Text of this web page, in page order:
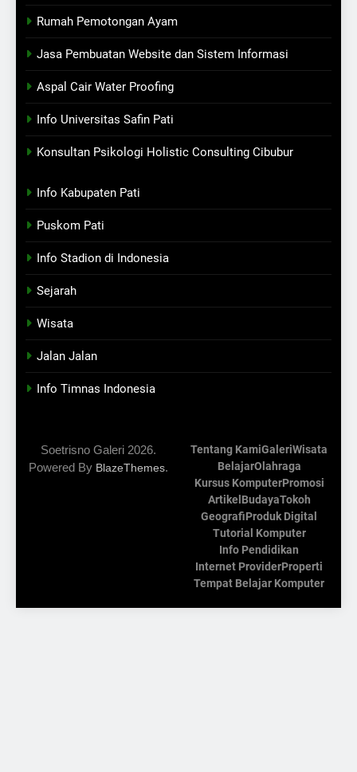
Rumah Pemotongan Ayam
Jasa Pembuatan Website dan Sistem Informasi
Aspal Cair Water Proofing
Info Universitas Safin Pati
Konsultan Psikologi Holistic Consulting Cibubur
Info Kabupaten Pati
Puskom Pati
Info Stadion di Indonesia
Sejarah
Wisata
Jalan Jalan
Info Timnas Indonesia
Soetrisno Galeri 2026.
Powered By BlazeThemes.
Tentang KamiGaleriWisata
BelajarOlahraga
Kursus KomputerPromosi
Artikel BudayaTokoh
GeografiProduk Digital
Tutorial Komputer
Info Pendidikan
Internet ProviderProperti
Tempat Belajar Komputer